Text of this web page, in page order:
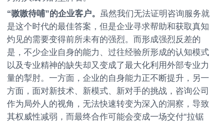
“嗷嗷待哺”的企业客户。 虽然我们无法证明咨询服务就
是这个时代的最佳答案，但是企业寻求帮助和获取真知
灼见的需要变得前所未有的强烈。而形成强烈反差的
是，不少企业自身的能力、过往经验所形成的认知模式
以及专业精神的缺失却又变成了最大化利用外部专业力
量的掣肘。一方面，企业的自身能力正不断提升，另一
方面，面对新技术、新模式、新对手的挑战，咨询公司
作为局外人的视角，无法快速转变为深入的洞察，导致
其权威性减弱，而最终合作可能会变成一场交付“拉锯